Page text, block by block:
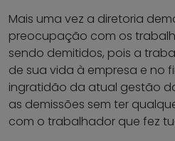
Mais uma vez a diretoria
preocupação com os
sendo demitidos, pois a
de sua vida à empresa e no
ingratidão da atual gestão
as demissões sem ter
com o trabalhador que fez